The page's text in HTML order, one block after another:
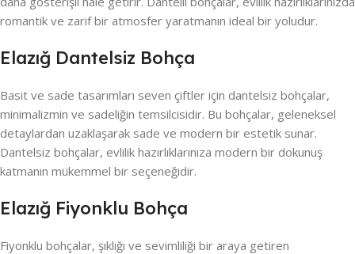
romantik ve zarif bir atmosfer yaratmanın ideal bir yoludur.
Elazığ Dantelsiz Bohça
Basit ve sade tasarımları seven çiftler için dantelsiz bohçalar,
minimalizmin ve sadeliğin temsilcisidir. Bu bohçalar, geleneksel
detaylardan uzaklaşarak sade ve modern bir estetik sunar.
Dantelsiz bohçalar, evlilik hazırlıklarınıza modern bir dokunuş
katmanın mükemmel bir seçeneğidir.
Elazığ Fiyonklu Bohça
Fiyonklu bohçalar, şıklığı ve sevimliliği bir araya getiren